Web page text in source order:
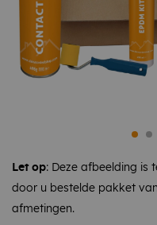
Let op: Deze afbeelding is
door u bestelde pakket
afmetingen.